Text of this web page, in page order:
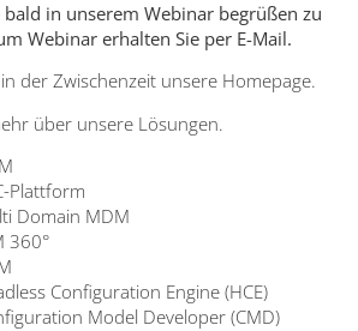
in unserem Webinar begrüßen zu
Webinar erhalten Sie per E-Mail.
der Zwischenzeit unsere Homepage.
über unsere Lösungen.
Plattform
Domain MDM
360°
Configuration Engine (HCE)
Model Developer (CMD)